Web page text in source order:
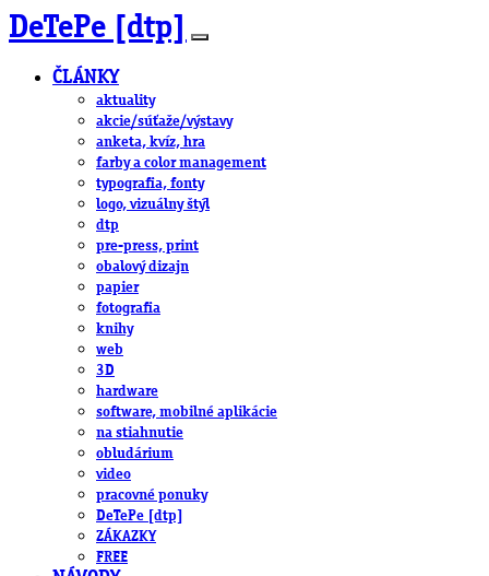
DeTePe [dtp]
ČLÁNKY
aktuality
akcie/súťaže/výstavy
anketa, kvíz, hra
farby a color management
typografia, fonty
logo, vizuálny štýl
dtp
pre-press, print
obalový dizajn
papier
fotografia
knihy
web
3D
hardware
software, mobilné aplikácie
na stiahnutie
obludárium
video
pracovné ponuky
DeTePe [dtp]
ZÁKAZKY
FREE